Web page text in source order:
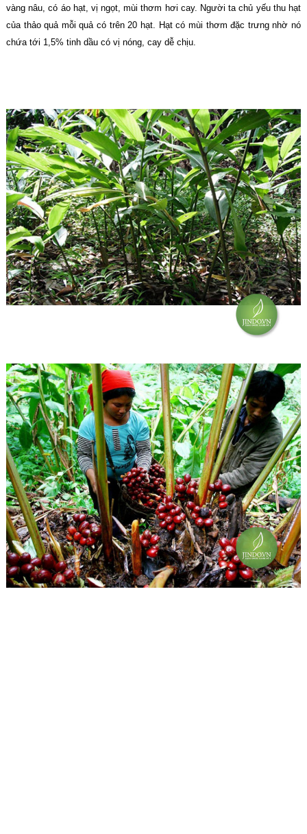
vàng nâu, có áo hạt, vị ngọt, mùi thơm hơi cay. Người ta chủ yếu thu hạt
của thảo quả mỗi quả có trên 20 hạt. Hạt có mùi thơm đặc trưng nhờ nó
chứa tới 1,5% tinh dầu có vị nóng, cay dễ chịu.